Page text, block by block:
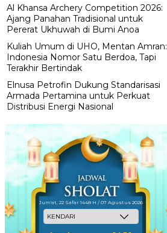
Al Khansa Archery Competition 2026:
Ajang Panahan Tradisional untuk
Pererat Ukhuwah di Bumi Anoa
Kuliah Umum di UHO, Mentan Amran:
Indonesia Nomor Satu Berdoa, Tapi
Terakhir Bertindak
Elnusa Petrofin Dukung Standarisasi
Armada Pertamina untuk Perkuat
Distribusi Energi Nasional
Jum'at, 22 Safar 1448 H / 07 Agustus 2026